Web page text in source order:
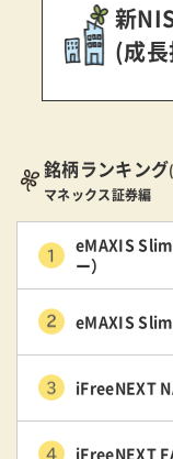
新
(成
銘柄ランキング
マネックス証券編
eMAXIS
ー）
eMAXIS Slim
iFreeNEXT
iFreeNEXT